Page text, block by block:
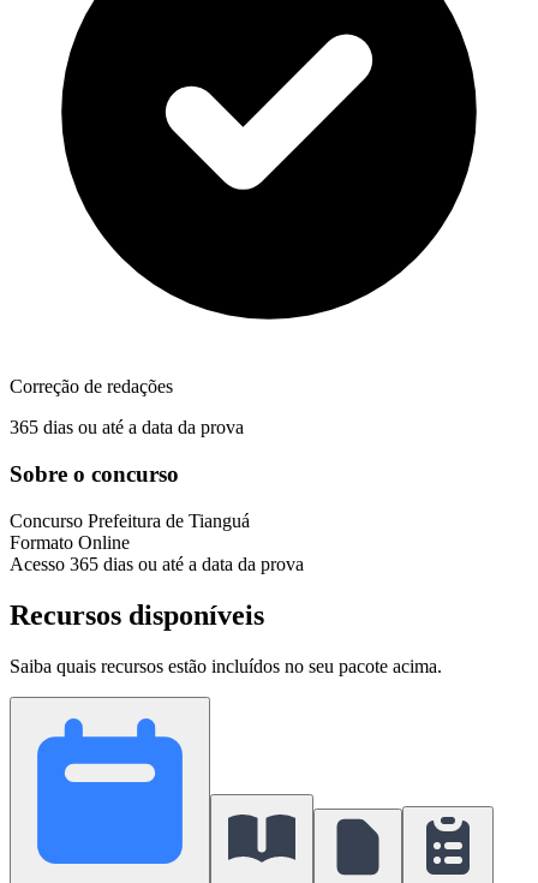
Correção de redações
365 dias ou até a data da prova
Sobre o concurso
Concurso Prefeitura de Tianguá
Formato Online
Acesso 365 dias ou até a data da prova
Recursos disponíveis
Saiba quais recursos estão incluídos no seu pacote acima.